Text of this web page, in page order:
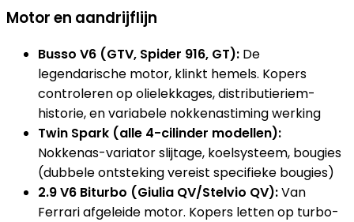
Motor en aandrijflijn
Busso V6 (GTV, Spider 916, GT): De
legendarische motor, klinkt hemels. Kopers
controleren op olielekkages, distributieriem-
historie, en variabele nokkenastiming werking
Twin Spark (alle 4-cilinder modellen):
Nokkenas-variator slijtage, koelsysteem, bougies
(dubbele ontsteking vereist specifieke bougies)
2.9 V6 Biturbo (Giulia QV/Stelvio QV):Van
Ferrari afgeleide motor. Kopers letten op turbo-